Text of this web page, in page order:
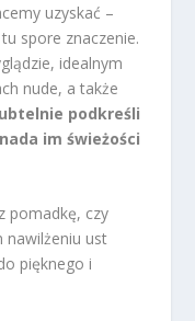
uzyskać –
spore znaczenie.
idealnym
nude, a także
podkreśli
im świeżości
pomadkę, czy
nawilżeniu ust
pięknego i